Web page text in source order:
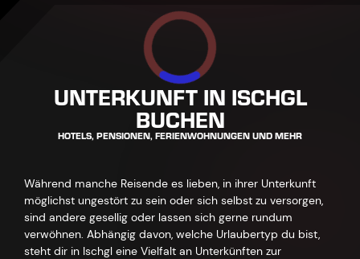
UNTERKUNFT IN ISCHGL
BUCHEN
HOTELS, PENSIONEN, FERIENWOHNUNGEN UND MEHR
Während manche Reisende es lieben, in ihrer Unterkunft
möglichst ungestört zu sein oder sich selbst zu versorgen,
sind andere gesellig oder lassen sich gerne rundum
verwöhnen. Abhängig davon, welche Urlaubertyp du bist,
steht dir in Ischgl eine Vielfalt an Unterkünften zur